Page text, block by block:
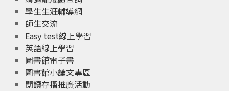
學生生涯輔導網
師生交流
Easy test線上學習
英語線上學習
圖書館電子書
圖書館小論文專區
閱讀存摺推廣活動